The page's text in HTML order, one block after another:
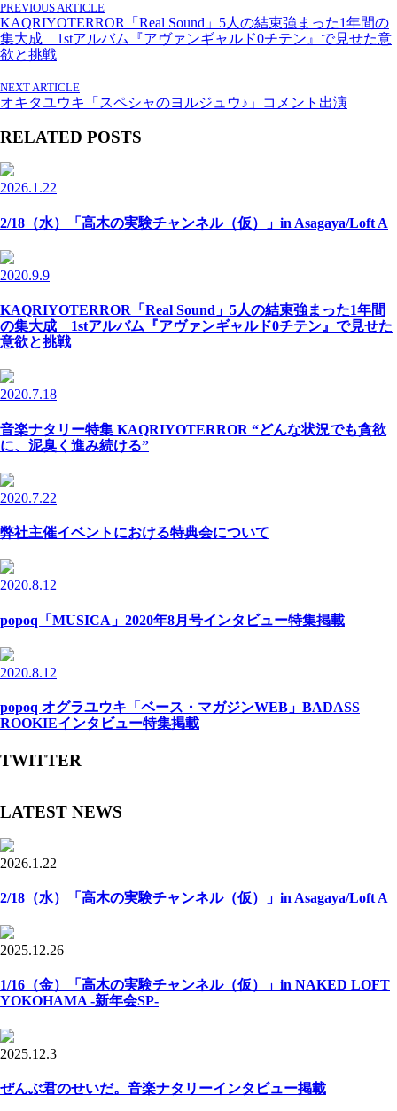
PREVIOUS ARTICLE
KAQRIYOTERROR「Real Sound」5人の結束強まった1年間の
集大成 1stアルバム『アヴァンギャルド0チテン』で見せた意
欲と挑戦
NEXT ARTICLE
オキタユウキ「スペシャのヨルジュウ♪」コメント出演
RELATED POSTS
2026.1.22
2/18（水）「高木の実験チャンネル（仮）」in Asagaya/Loft A
2020.9.9
KAQRIYOTERROR「Real Sound」5人の結束強まった1年間
の集大成 1stアルバム『アヴァンギャルド0チテン』で見せた
意欲と挑戦
2020.7.18
音楽ナタリー特集 KAQRIYOTERROR “どんな状況でも貪欲
に、泥臭く進み続ける”
2020.7.22
弊社主催イベントにおける特典会について
2020.8.12
popoq「MUSICA」2020年8月号インタビュー特集掲載
2020.8.12
popoq オグラユウキ「ベース・マガジンWEB」BADASS
ROOKIEインタビュー特集掲載
TWITTER
LATEST NEWS
2026.1.22
2/18（水）「高木の実験チャンネル（仮）」in Asagaya/Loft A
2025.12.26
1/16（金）「高木の実験チャンネル（仮）」in NAKED LOFT
YOKOHAMA -新年会SP-
2025.12.3
ぜんぶ君のせいだ。音楽ナタリーインタビュー掲載